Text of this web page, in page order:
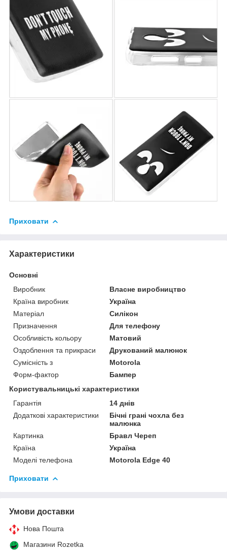
Приховати
Характеристики
Основні
Виробник
Власне виробництво
Країна виробник
Україна
Матеріал
Силікон
Призначення
Для телефону
Особливість кольору
Матовий
Оздоблення та прикраси
Друкований малюнок
Сумісність з
Motorola
Форм-фактор
Бампер
Користувальницькі характеристики
Гарантія
14 днів
Додаткові характеристики
Бічні грані чохла без
малюнка
Картинка
Бравл Череп
Країна
Україна
Моделі телефона
Motorola Edge 40
Приховати
Умови доставки
Нова Пошта
Магазини Rozetka